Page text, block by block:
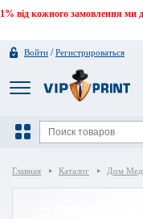
1% від кожного замовлення ми
Войти /Регистрироваться
Главная Каталог Дом